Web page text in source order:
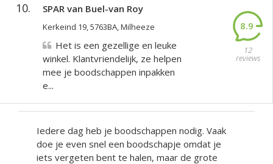
10. SPAR van Buel-van Roy
Kerkeind 19, 5763BA, Milheeze 8.9
12
reviews
Het is een gezellige en leuke
winkel. Klantvriendelijk, ze helpen
mee je boodschappen inpakken
e...
Iedere dag heb je boodschappen nodig. Vaak
doe je even snel een boodschapje omdat je
iets vergeten bent te halen, maar de grote